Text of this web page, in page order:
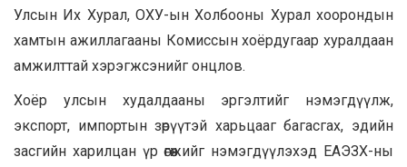
Улсын Их Хурал, ОХУ-ын Холбооны Хурал хоорондын
хамтын ажиллагааны Комиссын хоёрдугаар хуралдаан
амжилттай хэрэгжсэнийг онцлов.
Хоёр улсын худалдааны эргэлтийг нэмэгдүүлж,
экспорт, импортын зөрүүтэй харьцааг багасгах, эдийн
засгийн харилцан үр өгөөжийг нэмэгдүүлэхэд ЕАЭЗХ-ны